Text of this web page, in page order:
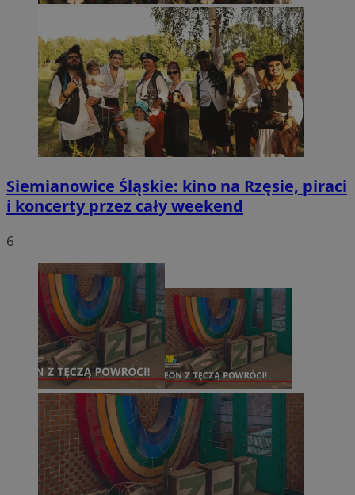
Siemianowice Śląskie: kino na Rzęsie, piraci
i koncerty przez cały weekend
6